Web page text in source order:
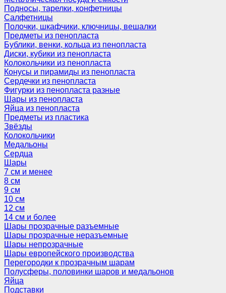
Подносы, тарелки, конфетницы
Салфетницы
Полочки, шкафчики, ключницы, вешалки
Предметы из пенопласта
Бублики, венки, кольца из пенопласта
Диски, кубики из пенопласта
Колокольчики из пенопласта
Конусы и пирамиды из пенопласта
Сердечки из пенопласта
Фигурки из пенопласта разные
Шары из пенопласта
Яйца из пенопласта
Предметы из пластика
Звёзды
Колокольчики
Медальоны
Сердца
Шары
7 см и менее
8 см
9 см
10 см
12 см
14 см и более
Шары прозрачные разъемные
Шары прозрачные неразъемные
Шары непрозрачные
Шары европейского производства
Перегородки к прозрачным шарам
Полусферы, половинки шаров и медальонов
Яйца
Подставки